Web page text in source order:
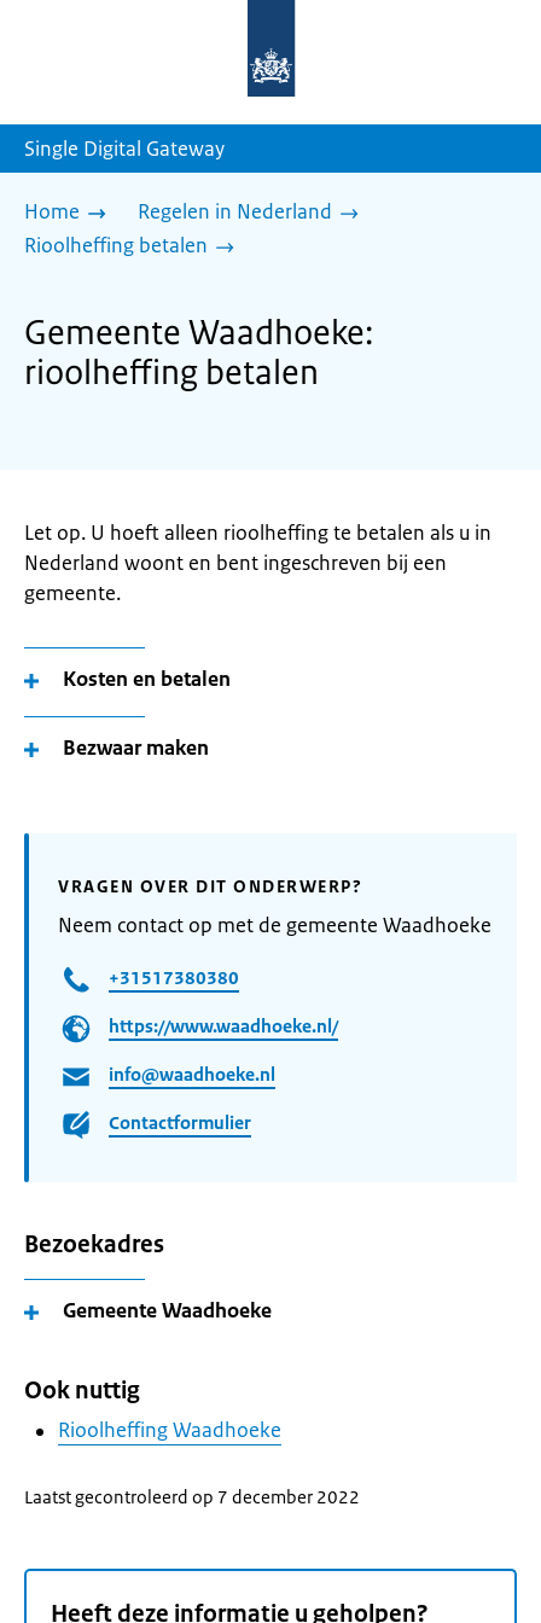
homepage
Single Digital Gateway
Home
Regelen in Nederland
Rioolheffing betalen
Gemeente Waadhoeke:
rioolheffing betalen
Let op. U hoeft alleen rioolheffing te betalen als u in
Nederland woont en bent ingeschreven bij een
gemeente.
Kosten en betalen
Bezwaar maken
VRAGEN OVER DIT ONDERWERP?
Neem contact op met de gemeente Waadhoeke
+31517380380
https://www.waadhoeke.nl/
info@waadhoeke.nl
Contactformulier
Bezoekadres
Gemeente Waadhoeke
Ook nuttig
Rioolheffing Waadhoeke
Laatst gecontroleerd op 7 december 2022
Heeft deze informatie u geholpen?